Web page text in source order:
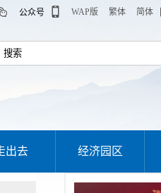
公众号 WAP版 繁体 简体
出去 经济园区